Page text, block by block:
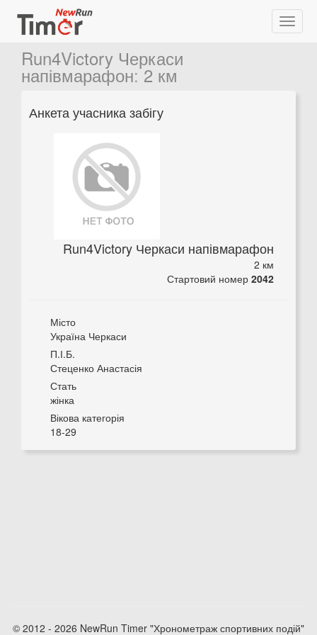
Run4Victory Черкаси
напівмарафон:2 км
Анкета учасника забігу
Run4Victory Черкаси напівмарафон
2 км
Стартовий номер 2042
Місто
Україна Черкаси
П.І.Б.
Стеценко Анастасія
Стать
жінка
Вікова категорія
18-29
© 2012 - 2026 NewRun Timer "Хронометраж спортивних подій"